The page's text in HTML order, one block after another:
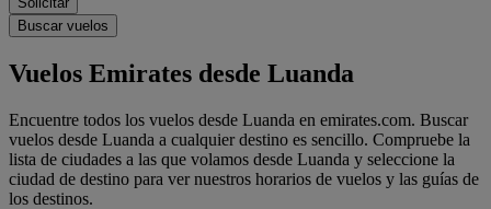
Buscar vuelos
Vuelos Emirates desde Luanda
Encuentre todos los vuelos desde Luanda en emirates.com. Buscar
vuelos desde Luanda a cualquier destino es sencillo. Compruebe la
lista de ciudades a las que volamos desde Luanda y seleccione la
ciudad de destino para ver nuestros horarios de vuelos y las guías de
los destinos.